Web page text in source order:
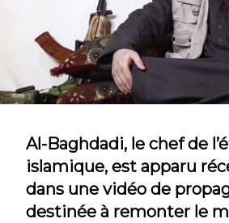
Al-Baghdadi, le chef de
islamique, est apparu
dans une vidéo de
destinée à remonter le